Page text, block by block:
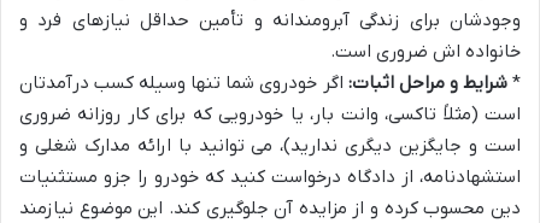
وجودشان برای زندگی آبرومندانه و تأمین حداقل نیازهای فرد و
خانواده اش ضروری است.
*شرایط و مراحل اثبات: اگر خودروی شما تنها وسیله کسب درآمدتان
است (مثلاً تاکسی، وانت بار، یا خودرویی که برای کار روزانه ضروری
است و جایگزین دیگری ندارید)، می توانید با ارائه مدارک شغلی و
استشهادنامه، از دادگاه درخواست کنید که خودرو را جزو مستثنیات
دین محسوب کرده و از مزایده آن جلوگیری کند. این موضوع نیازمند